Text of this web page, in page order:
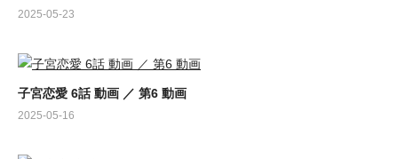
2025-05-23
子宮恋愛 6話 動画 ／ 第6 動画
2025-05-16